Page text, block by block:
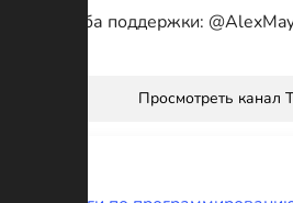
Служба поддержки:
Просмотреть канал